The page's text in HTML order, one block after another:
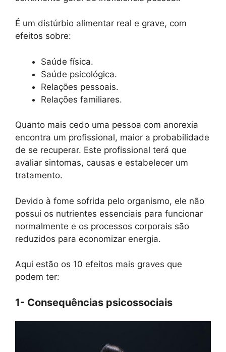
É um distúrbio alimentar real e grave, com
efeitos sobre:
Saúde física.
Saúde psicológica.
Relações pessoais.
Relações familiares.
Quanto mais cedo uma pessoa com anorexia
encontra um profissional, maior a probabilidade
de se recuperar. Este profissional terá que
avaliar sintomas, causas e estabelecer um
tratamento.
Devido à fome sofrida pelo organismo, ele não
possui os nutrientes essenciais para funcionar
normalmente e os processos corporais são
reduzidos para economizar energia.
Aqui estão os 10 efeitos mais graves que
podem ter:
1- Consequências psicossociais